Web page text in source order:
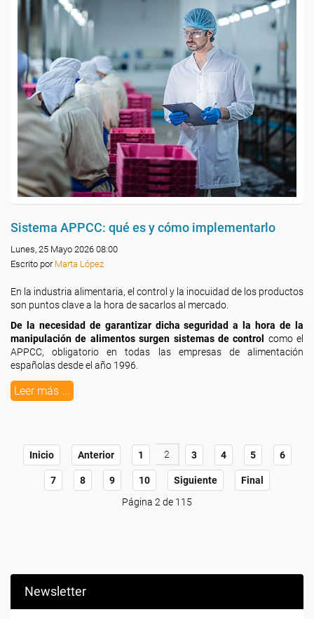
Sistema APPCC: qué es y cómo implementarlo
Lunes, 25 Mayo 2026 08:00
Escrito por Marta López
En la industria alimentaria, el control y la inocuidad de los productos
son puntos clave a la hora de sacarlos al mercado.
De la necesidad de garantizar dicha seguridad a la hora de la
manipulación de alimentos surgen sistemas de control
como el
APPCC, obligatorio en todas las empresas de alimentación
españolas desde el año 1996.
Leer más ...
Inicio Anterior 1 2 3 4 5 6
7 8 9 10 Siguiente
Final
Página 2 de 115
Newsletter